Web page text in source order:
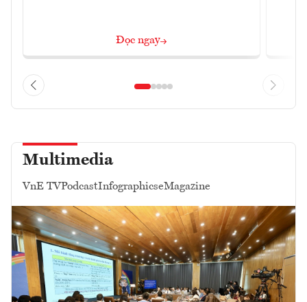
Đọc ngay
Multimedia
VnE TVPodcastInfographicseMagazine